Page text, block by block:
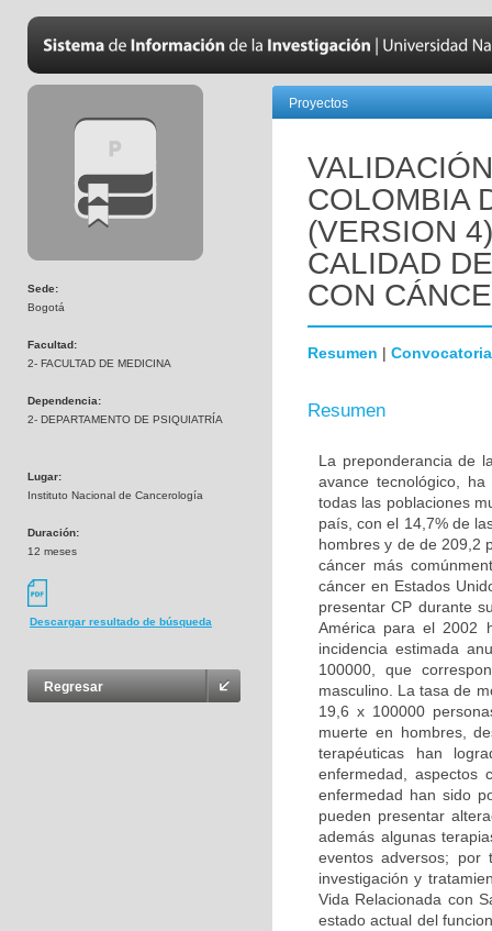
Sede:
Bogotá
Facultad:
2- FACULTAD DE MEDICINA
Dependencia:
2- DEPARTAMENTO DE PSIQUIATRÍA
Lugar:
Instituto Nacional de Cancerología
Duración:
12 meses
Descargar resultado de búsqueda
Regresar
Proyectos
COLOMBIA
(VERSION
CALIDAD
CON
Resumen | Convocatoria
Resumen
La preponderancia de
avance tecnológico,
todas las poblaciones
país, con el 14,7% de
hombres y de de 209,2
cáncer más
cáncer en Estados
presentar CP durante
América para el 2002
incidencia estimada
100000, que
masculino. La tasa de
19,6 x 100000
muerte en hombres,
terapéuticas han
enfermedad, aspectos
enfermedad han sido
pueden presentar
además algunas
eventos adversos;
investigación y
Vida Relacionada con
estado actual del